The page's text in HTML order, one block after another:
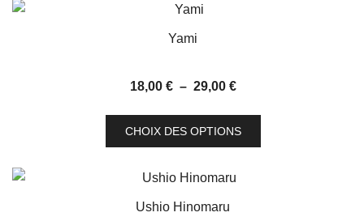
Yami
18,00 € – 29,00 €Plage
prix :
18,00 €
CHOIX DES OPTIONS
Ce
Ushio Hinomaru